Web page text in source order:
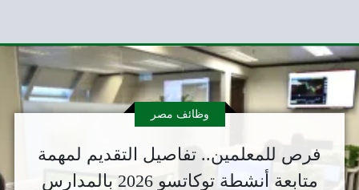
فرص للمعلمين.. تفاصيل التقديم لمهمة
متابعة أنشطة توكاتسو 2026 بالمدارس
وظائف مصر